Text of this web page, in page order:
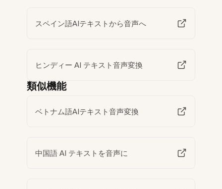
スペイン語AIテキストから音声へ
ヒンディー AI テキスト音声変換
類似機能
ベトナム語AIテキスト音声変換
中国語 AI テキストを音声に